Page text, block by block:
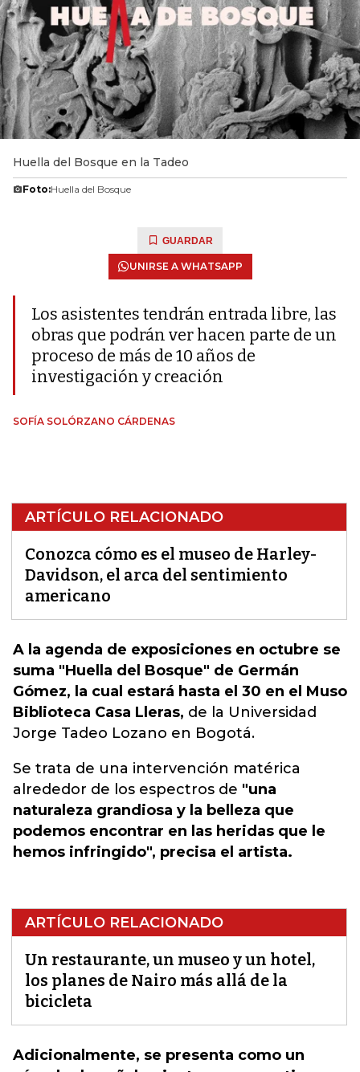
Huella del Bosque en la Tadeo
Foto:Huella del Bosque
GUARDAR
UNIRSE A WHATSAPP
Los asistentes tendrán entrada libre, las
obras que podrán ver hacen parte de un
proceso de más de 10 años de
investigación y creación
SOFÍA SOLÓRZANO CÁRDENAS
ARTÍCULO RELACIONADO
Conozca cómo es el museo de Harley-
Davidson, el arca del sentimiento
americano
A la agenda de exposiciones en octubre se
suma "Huella del Bosque" de Germán
Gómez, la cual estará hasta el 30 en el Muso
Biblioteca Casa Lleras, de la Universidad
Jorge Tadeo Lozano en Bogotá.
Se trata de una intervención matérica
alrededor de los espectros de "una
naturaleza grandiosa y la belleza que
podemos encontrar en las heridas que le
hemos infringido", precisa el artista.
ARTÍCULO RELACIONADO
Un restaurante, un museo y un hotel,
los planes de Nairo más allá de la
bicicleta
Adicionalmente, se presenta como un